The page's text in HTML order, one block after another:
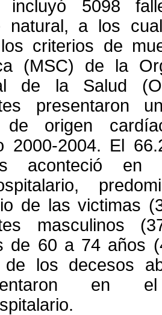
incluyó 5098
natural, a los
criterios de
(MSC) de la
de la Salud
presentaron
de origen
2000-2004. El
aconteció en
de las victimas
masculinos
de 60 a 74 años
de los decesos
en